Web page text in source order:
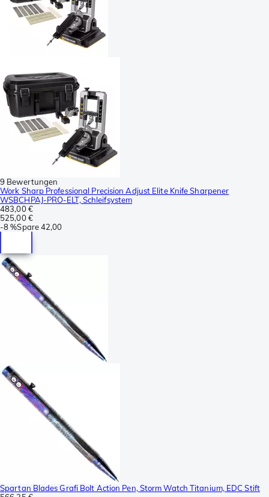
9 Bewertungen
Work Sharp Professional Precision Adjust Elite Knife Sharpener
WSBCHPAJ-PRO-ELT, Schleifsystem
483,00 €
525,00 €
-8 %Spare42,00
Spartan Blades Grafi Bolt Action Pen, Storm Watch Titanium, EDC Stift